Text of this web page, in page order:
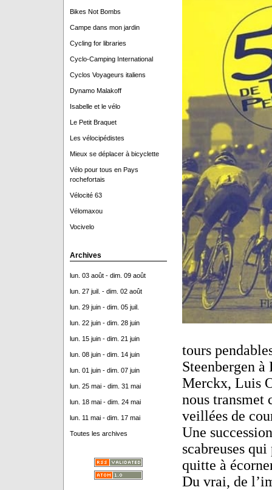
Bikes Not Bombs
Campe dans mon jardin
Cycling for libraries
Cyclo-Camping International
Cyclos Voyageurs italiens
Dynamo Malakoff
Isabelle et le vélo
Le Petit Braquet
Les vélocipédistes
Mieux se déplacer à bicyclette
Vélo pour tous en Pays
rochefortais
Vélocité 63
Vélomaxou
Vocivelo
Archives
lun. 03 août - dim. 09 août
lun. 27 juil. - dim. 02 août
lun. 29 juin - dim. 05 juil.
lun. 22 juin - dim. 28 juin
lun. 15 juin - dim. 21 juin
lun. 08 juin - dim. 14 juin
lun. 01 juin - dim. 07 juin
lun. 25 mai - dim. 31 mai
lun. 18 mai - dim. 24 mai
lun. 11 mai - dim. 17 mai
Toutes les archives
tours
Steenbergen
Merckx, Luis
nous transmet
veillées de
Une
scabreuses
quitte à
Du vrai, de